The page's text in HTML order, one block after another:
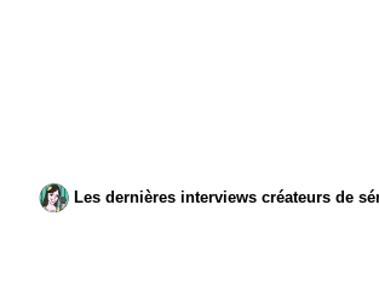
Les dernières interviews créateurs de